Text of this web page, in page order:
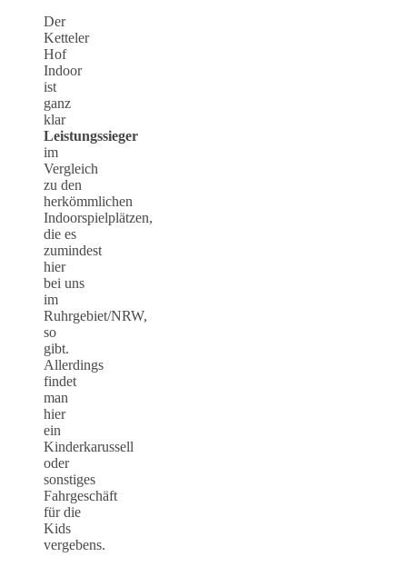
Der
Ketteler
Hof
Indoor
ist
ganz
klar
Leistungssieger
im
Vergleich
zu den
herkömmlichen
Indoorspielplätzen,
die es
zumindest
hier
bei uns
im
Ruhrgebiet/NRW,
so
gibt.
Allerdings
findet
man
hier
ein
Kinderkarussell
oder
sonstiges
Fahrgeschäft
für die
Kids
vergebens.